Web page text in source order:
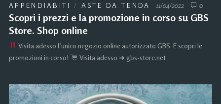
APPENDIABITI / ASTE DA TENDA 11/04/2022 0
Scopri i prezzi e la promozione in corso su GBS
Store. Shop online
Visita adesso l’unico negozio online autorizzato GBS. E scopri le
promozioni in corso!
Visita adesso ➜ gbs-store.net